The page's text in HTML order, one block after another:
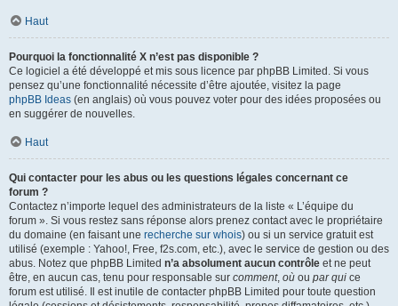
Haut
Pourquoi la fonctionnalité X n’est pas disponible ?
Ce logiciel a été développé et mis sous licence par phpBB Limited. Si vous
pensez qu’une fonctionnalité nécessite d’être ajoutée, visitez la page
phpBB Ideas (en anglais) où vous pouvez voter pour des idées proposées ou
en suggérer de nouvelles.
Haut
Qui contacter pour les abus ou les questions légales concernant ce
forum ?
Contactez n’importe lequel des administrateurs de la liste « L’équipe du
forum ». Si vous restez sans réponse alors prenez contact avec le propriétaire
du domaine (en faisant une recherche sur whois) ou si un service gratuit est
utilisé (exemple : Yahoo!, Free, f2s.com, etc.), avec le service de gestion ou des
abus. Notez que phpBB Limited n’a absolument aucun contrôle et ne peut
être, en aucun cas, tenu pour responsable sur comment, où ou par qui ce
forum est utilisé. Il est inutile de contacter phpBB Limited pour toute question